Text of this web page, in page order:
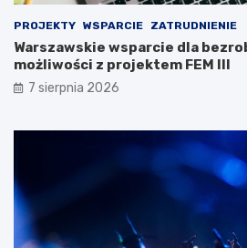
PROJEKTY WSPARCIE ZATRUDNIENIE
Warszawskie wsparcie dla
możliwości z projektem FEM III
7 sierpnia 2026